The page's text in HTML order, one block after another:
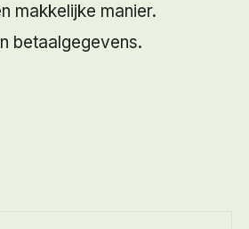
makkelijke manier.
betaalgegevens.